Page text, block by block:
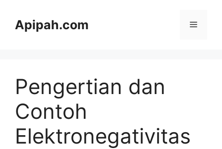
Apipah.com Menu
Pengertian dan
Contoh
Elektronegativitas